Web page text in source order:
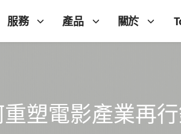
服務 產品 關於
塑電影產業再